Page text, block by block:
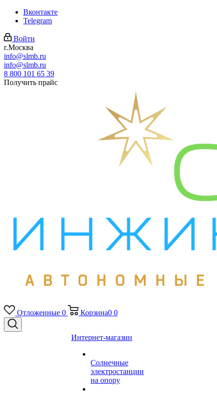
Вконтакте
Telegram
Войти
г.Москва
info@slmb.ru
info@slmb.ru
8 800 101 65 39
Получить прайс
Отложенные 0 Корзина0 0
Интернет-магазин
Солнечные
электростанции
на опору